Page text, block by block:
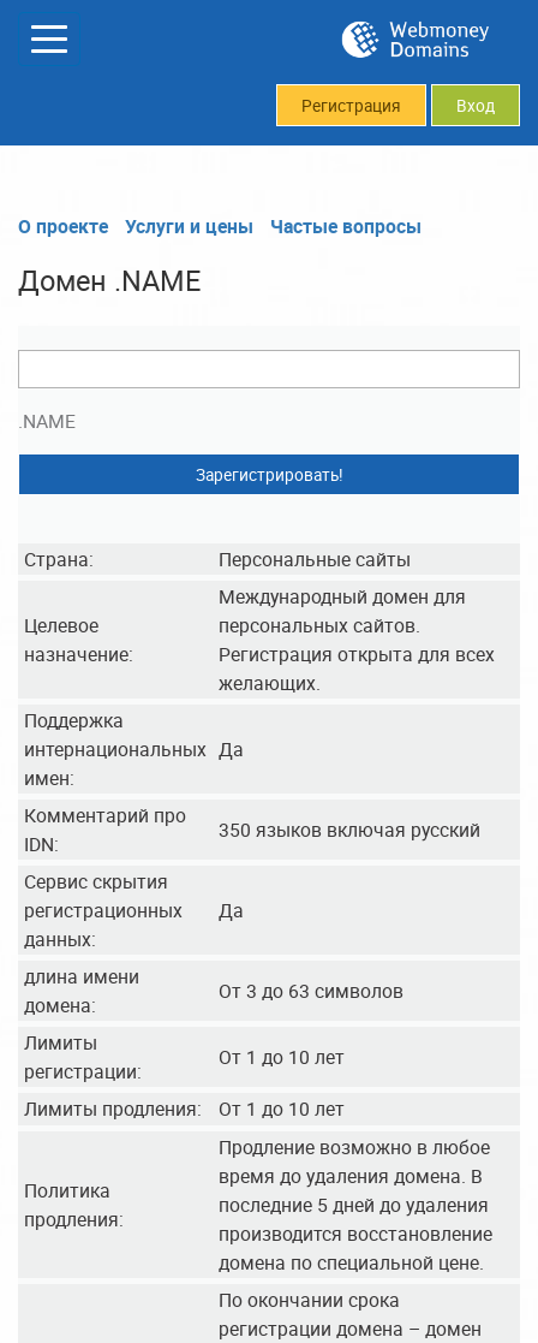
Регистрация Вход
О проекте Услуги и цены Частые вопросы
Домен .NAME
.NAME
Зарегистрировать!
Страна: Персональные сайты
Целевое
назначение:
Международный домен для
персональных сайтов.
Регистрация открыта для всех
желающих.
Поддержка
интернациональных
имен:
Да
Комментарий про
IDN:
350 языков включая русский
Сервис скрытия
регистрационных
данных:
Да
длина имени
домена:
От 3 до 63 символов
Лимиты
регистрации:
От 1 до 10 лет
Лимиты продления:
От 1 до 10 лет
Политика
продления:
Продление возможно в любое
время до удаления домена. В
последние 5 дней до удаления
производится восстановление
домена по специальной цене.
По окончании срока
регистрации домена – домен